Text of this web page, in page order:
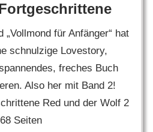
„Vollmond für Anfänger“ hat
schnulzige Lovestory,
freches Buch
Also her mit Band 2!
Red und der Wolf 2
Seiten